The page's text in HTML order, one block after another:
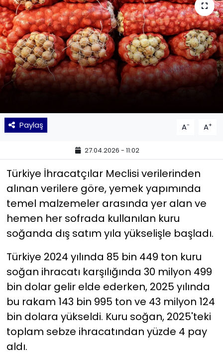
Paylaş A- A+
27.04.2026 - 11:02
Türkiye İhracatçılar Meclisi verilerinden
alınan verilere göre, yemek yapımında
temel malzemeler arasında yer alan ve
hemen her sofrada kullanılan kuru
soğanda dış satım yıla yükselişle başladı.
Türkiye 2024 yılında 85 bin 449 ton kuru
soğan ihracatı karşılığında 30 milyon 499
bin dolar gelir elde ederken, 2025 yılında
bu rakam 143 bin 995 ton ve 43 milyon 124
bin dolara yükseldi. Kuru soğan, 2025'teki
toplam sebze ihracatından yüzde 4 pay
aldı.
KÜLTÜR SANAT
MAGAZİN
POLİTİKA
SAĞLIK
Siyaset
TEKNOLOJİ
Yaşam
YEREL POLİTİKA
YEREL YÖNETİMLER
Yurt